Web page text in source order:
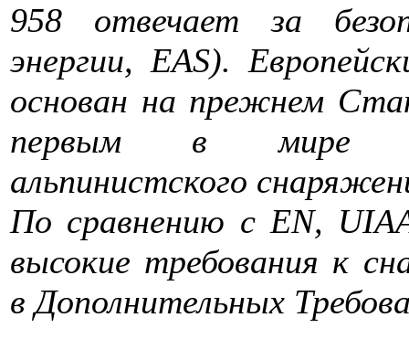
958 отвечает за
энергии, EAS).
основан на прежнем
первым в мире
альпинистского
По сравнению с EN,
высокие требования к
в Дополнительных